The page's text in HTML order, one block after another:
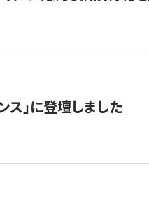
」に登壇しました